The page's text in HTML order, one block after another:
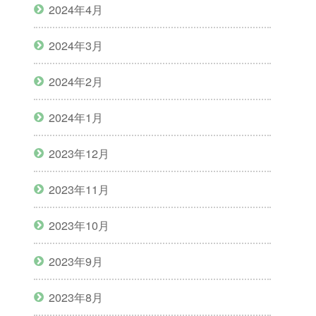
2024年4月
2024年3月
2024年2月
2024年1月
2023年12月
2023年11月
2023年10月
2023年9月
2023年8月